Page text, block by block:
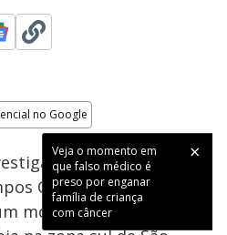
no Google
Veja o momento em
que falso médico é
preso por enganar
família de criança
com câncer
o caso do
Oliveira, de 23 anos,
motociclista enquanto